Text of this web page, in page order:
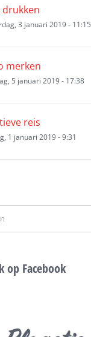
drukken
3 januari 2019 - 11:15
merken
5 januari 2019 - 17:38
reis
1 januari 2019 - 9:31
op Facebook